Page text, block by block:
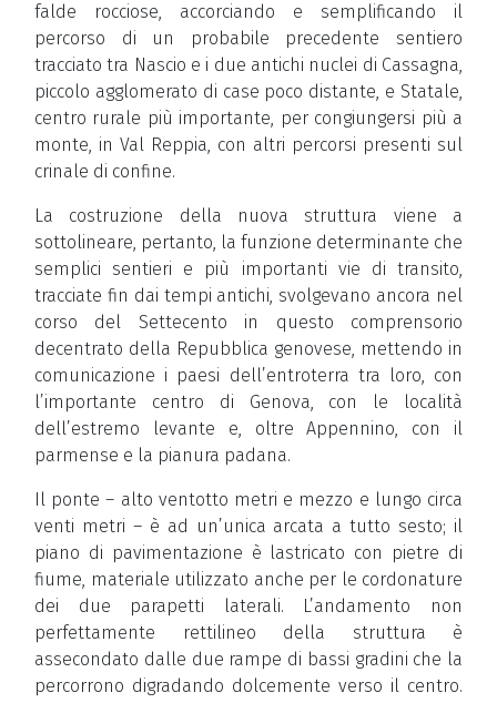
falde rocciose, accorciando e semplificando il
percorso di un probabile precedente sentiero
tracciato tra Nascio e i due antichi nuclei di Cassagna,
piccolo agglomerato di case poco distante, e Statale,
centro rurale più importante, per congiungersi più a
monte, in Val Reppia, con altri percorsi presenti sul
crinale di confine.
La costruzione della nuova struttura viene a
sottolineare, pertanto, la funzione determinante che
semplici sentieri e più importanti vie di transito,
tracciate fin dai tempi antichi, svolgevano ancora nel
corso del Settecento in questo comprensorio
decentrato della Repubblica genovese, mettendo in
comunicazione i paesi dell’entroterra tra loro, con
l’importante centro di Genova, con le località
dell’estremo levante e, oltre Appennino, con il
parmense e la pianura padana.
Il ponte – alto ventotto metri e mezzo e lungo circa
venti metri – è ad un’unica arcata a tutto sesto; il
piano di pavimentazione è lastricato con pietre di
fiume, materiale utilizzato anche per le cordonature
dei due parapetti laterali. L’andamento non
perfettamente rettilineo della struttura è
assecondato dalle due rampe di bassi gradini che la
percorrono digradando dolcemente verso il centro.